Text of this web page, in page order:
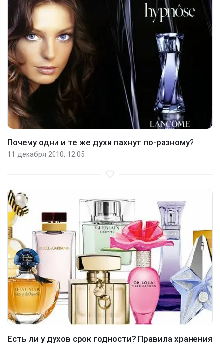
Почему одни и те же духи пахнут по-разному?
11 декабря 2010, 12:05
Есть ли у духов срок годности? Правила хранения